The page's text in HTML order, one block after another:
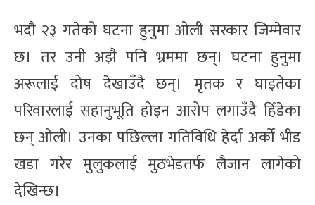
भदौ २३ गतेको घटना हुनुमा ओली सरकार जिम्मेवार
छ। तर उनी अझै पनि भ्रममा छन्। घटना हुनुमा
अरूलाई दोष देखाउँदै छन्। मृतक र घाइतेका
परिवारलाई सहानुभूति होइन आरोप लगाउँदै हिँडेका
छन् ओली। उनका पछिल्ला गतिविधि हेर्दा अर्को भीड
खडा गरेर मुलुकलाई मुठभेडतर्फ लैजान लागेको
देखिन्छ।